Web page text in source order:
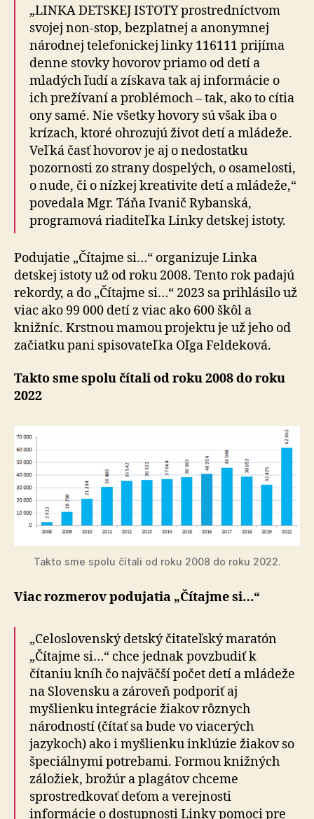
„LINKA DETSKEJ ISTOTY prostredníctvom
svojej non-stop, bezplatnej a anonymnej
národnej telefonickej linky 116111 prijíma
denne stovky hovorov priamo od detí a
mladých ľudí a získava tak aj informácie o
ich prežívaní a problémoch – tak, ako to cítia
ony samé. Nie všetky hovory sú však iba o
krízach, ktoré ohrozujú život detí a mládeže.
Veľká časť hovorov je aj o nedostatku
pozornosti zo strany dospelých, o osamelosti,
o nude, či o nízkej kreativite detí a mládeže,“
povedala Mgr. Táňa Ivanič Rybanská,
programová riaditeľka Linky detskej istoty.
Podujatie „Čítajme si…“ organizuje Linka
detskej istoty už od roku 2008. Tento rok padajú
rekordy, a do „Čítajme si…“ 2023 sa prihlásilo už
viac ako 99 000 detí z viac ako 600 škôl a
knižníc. Krstnou mamou projektu je už jeho od
začiatku pani spisovateľka Oľga Feldeková.
Takto sme spolu čítali od roku 2008 do roku
2022
Takto sme spolu čítali od roku 2008 do roku 2022.
Viac rozmerov podujatia „Čítajme si…“
„Celoslovenský detský čitateľský maratón
„Čítajme si…“ chce jednak povzbudiť k
čítaniu kníh čo najväčší počet detí a mládeže
na Slovensku a zároveň podporiť aj
myšlienku integrácie žiakov rôznych
národností (čítať sa bude vo viacerých
jazykoch) ako i myšlienku inklúzie žiakov so
špeciálnymi potrebami. Formou knižných
záložiek, brožúr a plagátov chceme
sprostredkovať deťom a verejnosti
informácie o dostupnosti Linky pomoci pre